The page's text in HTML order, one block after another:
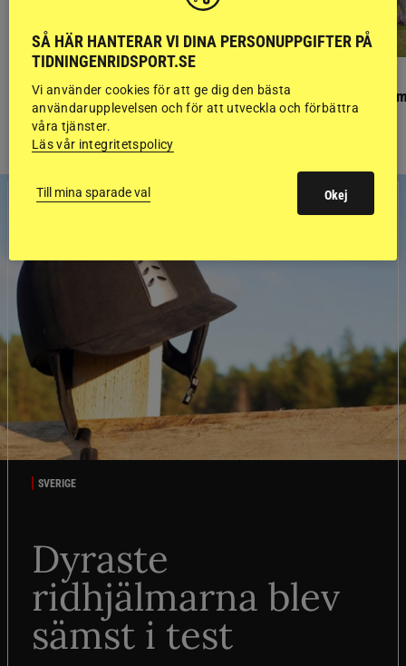
Ponnypappan: Kärlek från första gnägget Finaldag med
SVERIGE
Dyraste
ridhjälmarna blev
sämst i test
SÅ HÄR HANTERAR VI DINA PERSONUPPGIFTER PÅ
TIDNINGENRIDSPORT.SE
Vi använder cookies för att ge dig den bästa
användarupplevelsen och för att utveckla och förbättra
våra tjänster.
Läs vår integritetspolicy
Till mina sparade val Okej